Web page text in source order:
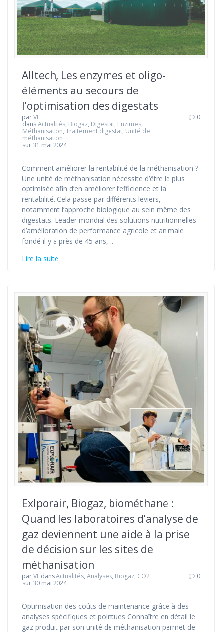
Alltech, Les enzymes et oligo-
éléments au secours de
l’optimisation des digestats
parVE
dansActualités, Biogaz, Digestat, Enzimes,
Méthanisation,Traitement digestat, Unité de
méthanisation
sur 31 mai 2024
0
Comment améliorer la rentabilité de la méthanisation ?
Une unité de méthanisation nécessite d’être le plus
optimisée afin d’en améliorer l’efficience et la
rentabilité. Cela passe par différents leviers,
notamment l’approche biologique au sein même des
digestats. Leader mondial des solutions nutritionnelles
d’amélioration de performance agricole et animale
fondé il y a près de 45 ans,…
Lire la suite
Exlporair, Biogaz, biométhane :
Quand les laboratoires d’analyse de
gaz deviennent une aide à la prise
de décision sur les sites de
méthanisation
parVEdansActualités,Analyses, Biogaz, CO2
sur 30 mai 2024
0
Optimisation des coûts de maintenance grâce à des
analyses spécifiques et pointues Connaître en détail le
gaz produit par son unité de méthanisation permet de